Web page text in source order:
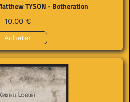
TYSON - Botheration
10.00 €
Acheter